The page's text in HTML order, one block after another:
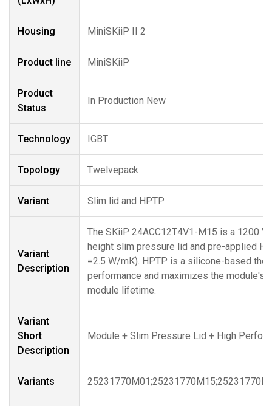
Housing MiniSKiiP II 2
Product line MiniSKiiP
Product
Status
In Production New
Technology IGBT
Topology Twelvepack
Variant Slim lid and HPTP
Variant
Description
The SKiiP 24ACC12T4V1-M15 is a 1200
height slim pressure lid and pre-applied
=2.5 W/mK). HPTP is a silicone-based
performance and maximizes the module's
module lifetime.
Variant
Short
Description
Module + Slim Pressure Lid + High
Variants